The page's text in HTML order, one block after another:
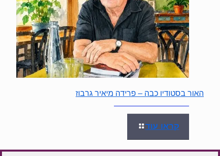
האור בסטודיו כבה – פרידה מיאיר גרבוז
קראו עוד